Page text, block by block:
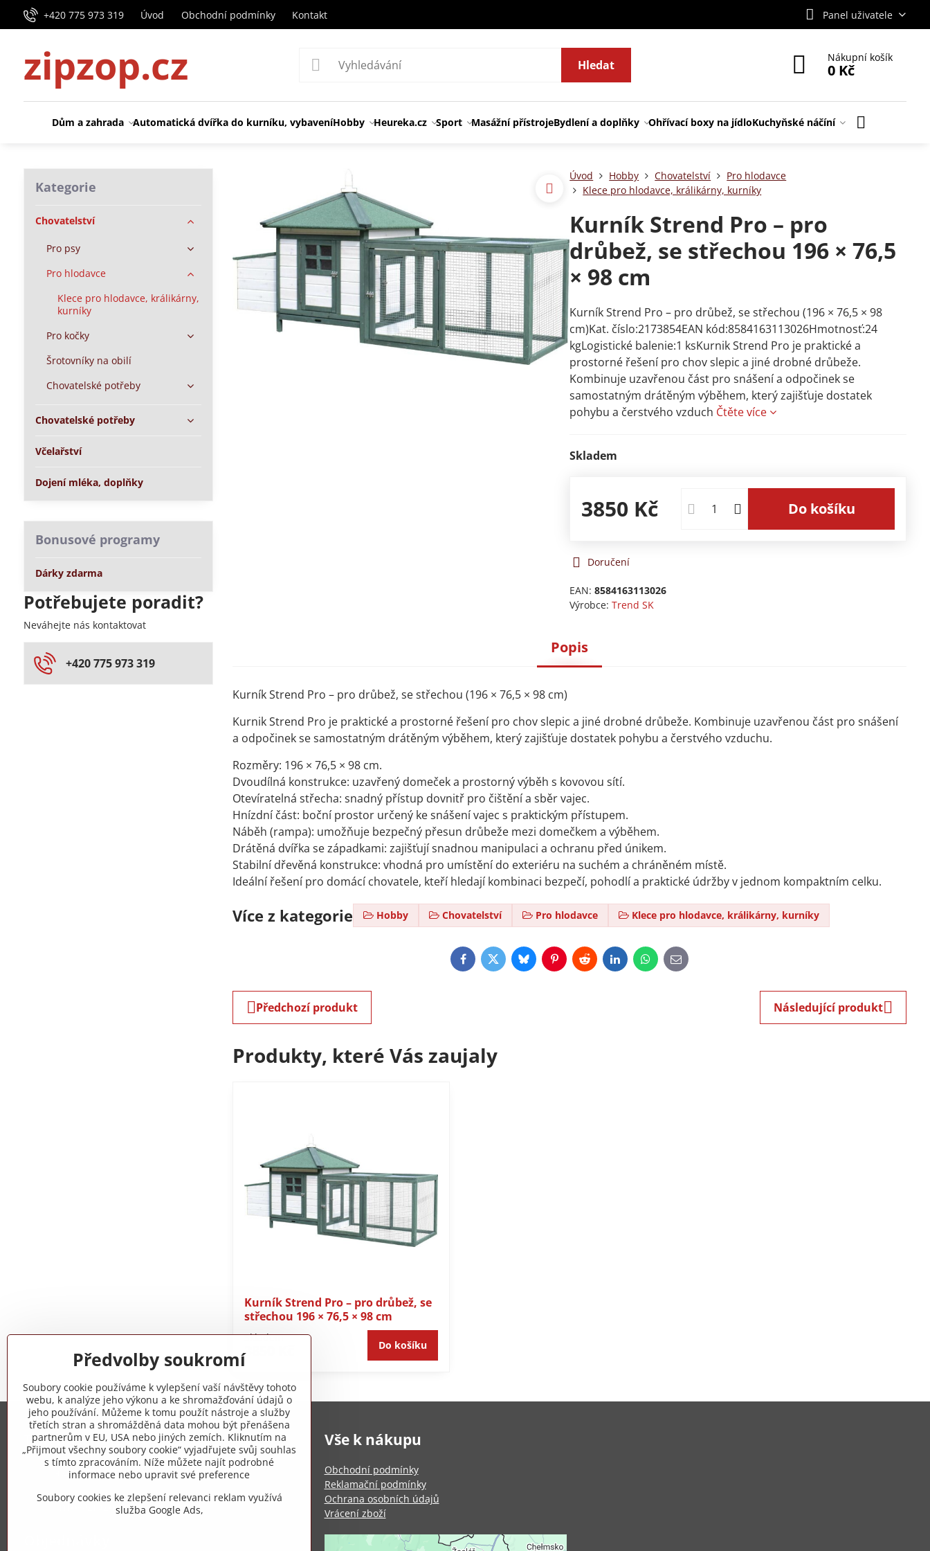
+420 775 973 319 Úvod Obchodní podmínky Kontakt Panel uživatele
zipzop.cz Hledat
Nákupní košík
0 Kč
Dům a zahrada Automatická dvířka do kurníku, vybaveníHobby Heureka.cz Sport Masážní přístrojeBydlení a doplňky Ohřívací boxy na jídloKuchyňské náčíní
Úvod Hobby Chovatelství
Pro hlodavce
Klece pro hlodavce, králikárny, kurníky
Kurník Strend Pro – pro
drůbež, se střechou 196 × 76,5
× 98 cm
Kurník Strend Pro – pro drůbež, se střechou (196 × 76,5 × 98
cm)Kat. číslo:2173854EAN kód:8584163113026Hmotnosť:24
kgLogistické balenie:1 ksKurnik Strend Pro je praktické a
prostorné řešení pro chov slepic a jiné drobné drůbeže.
Kombinuje uzavřenou část pro snášení a odpočinek se
samostatným drátěným výběhem, který zajišťuje dostatek
pohybu a čerstvého vzduch Čtěte více
Skladem
3850 Kč Do košíku
Doručení
EAN:8584163113026
Výrobce:Trend SK
Popis
Kurník Strend Pro – pro drůbež, se střechou (196 × 76,5 × 98 cm)
Kurnik Strend Pro je praktické a prostorné řešení pro chov slepic a jiné drobné drůbeže. Kombinuje uzavřenou část pro snášení
a odpočinek se samostatným drátěným výběhem, který zajišťuje dostatek pohybu a čerstvého vzduchu.
Rozměry: 196 × 76,5 × 98 cm.
Dvoudílná konstrukce: uzavřený domeček a prostorný výběh s kovovou sítí.
Otevíratelná střecha: snadný přístup dovnitř pro čištění a sběr vajec.
Hnízdní část: boční prostor určený ke snášení vajec s praktickým přístupem.
Náběh (rampa): umožňuje bezpečný přesun drůbeže mezi domečkem a výběhem.
Drátěná dvířka se západkami: zajišťují snadnou manipulaci a ochranu před únikem.
Stabilní dřevěná konstrukce: vhodná pro umístění do exteriéru na suchém a chráněném místě.
Ideální řešení pro domácí chovatele, kteří hledají kombinaci bezpečí, pohodlí a praktické údržby v jednom kompaktním celku.
Více z kategorie Hobby Chovatelství Pro hlodavce Klece pro hlodavce, králikárny, kurníky
FacebookTwitterBlueskyPinterestRedditLinkedInWhatsApp
E-
mail
Předchozí produkt Následující produkt
Produkty, které Vás zaujaly
Kurník Strend Pro – pro drůbež, se
střechou 196 × 76,5 × 98 cm
Skladem
3850 Kč Do košíku
Kategorie
Chovatelství
Pro psy
Pro hlodavce
Klece pro hlodavce, králikárny,
kurníky
Pro kočky
Šrotovníky na obilí
Chovatelské potřeby
Chovatelské potřeby
Včelařství
Dojení mléka, doplňky
Bonusové programy
Dárky zdarma
Potřebujete poradit?
Neváhejte nás kontaktovat
+420 775 973 319
Trovita s.r.o.
+420 775 973 319
info​@zipzop​.cz
Vše k nákupu
Obchodní podmínky
Reklamační podmínky
Ochrana osobních údajů
Vrácení zboží
Předvolby soukromí
Soubory cookie používáme k vylepšení vaší návštěvy tohoto
webu, k analýze jeho výkonu a ke shromažďování údajů o
jeho používání. Můžeme k tomu použít nástroje a služby
třetích stran a shromážděná data mohou být přenášena
partnerům v EU, USA nebo jiných zemích. Kliknutím na
„Přijmout všechny soubory cookie“ vyjadřujete svůj souhlas
s tímto zpracováním. Níže můžete najít podrobné
informace nebo upravit své preference
Soubory cookies ke zlepšení relevanci reklam využívá
služba Google Ads,